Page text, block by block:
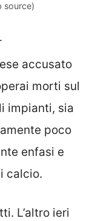
source)
accusato
morti sul
impianti, sia
poco
enfasi e
calcio.
L’altro ieri